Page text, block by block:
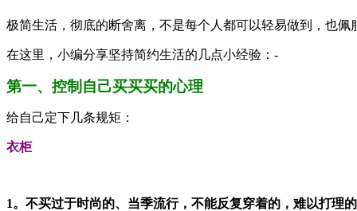
极简生活，彻底的断舍离，不是每个人都可以轻易做到，也佩
在这里，小编分享坚持简约生活的几点小经验：-
第一、控制自己买买买的心理
给自己定下几条规矩：
衣柜
1。不买过于时尚的、当季流行，不能反复穿着的，难以打理的